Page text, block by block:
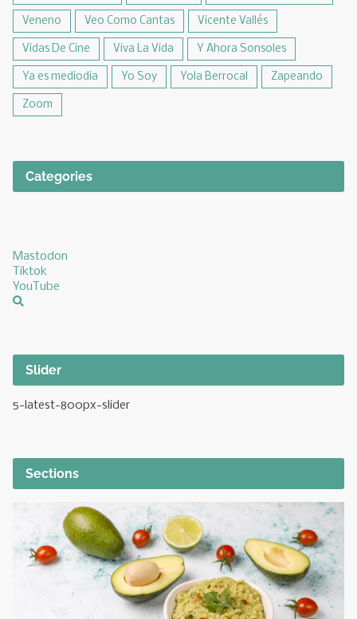
Veneno Veo Como Cantas Vicente Vallés
Vidas De Cine Viva La Vida Y Ahora Sonsoles
Ya es mediodia Yo Soy Yola Berrocal Zapeando
Zoom
Categories
Mastodon
Tiktok
YouTube
Slider
5-latest-800px-slider
Sections